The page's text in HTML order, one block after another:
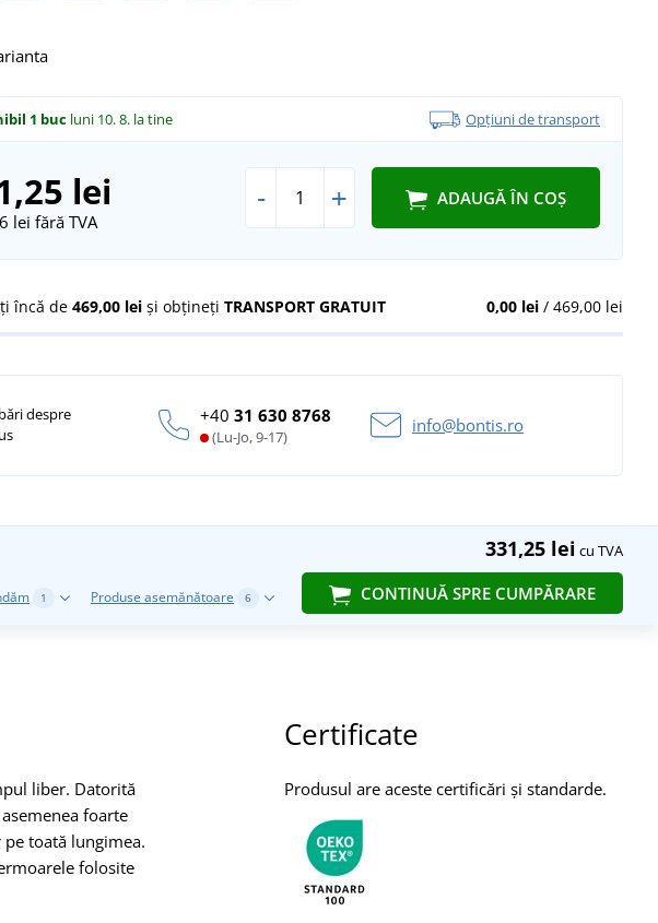
1 buc luni 10. 8. la tine Opțiuni de transport
lei
lei fără TVA
- + ADAUGĂ ÎN COȘ
0,00 lei/ 469,00 lei
încă de 469,00 lei și obțineți TRANSPORT GRATUIT
despre
+40 31 630 8768
(Lu-Jo, 9-17)
info@bontis.ro
331,25 lei cu TVA
CONTINUĂ SPRE CUMPĂRARE
1 Produse asemănătoare 6
liber. Datorită
foarte
toată lungimea.
folosite
Certificate
Produsul are aceste certificări și standarde.